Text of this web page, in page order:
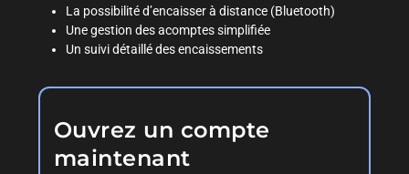
La possibilité d’encaisser à distance (Bluetooth)
Une gestion des acomptes simplifiée
Un suivi détaillé des encaissements
Ouvrez un compte
maintenant